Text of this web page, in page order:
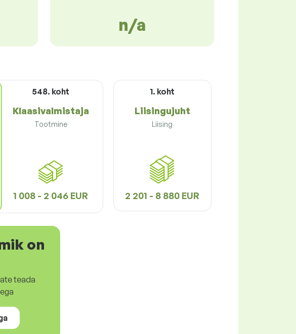
n/a
548. koht
Klaasivalmistaja
Tootmine
1 008 - 2 046 EUR
1. koht
Liisingujuht
Liising
2 201 - 8 880 EUR
on
teada